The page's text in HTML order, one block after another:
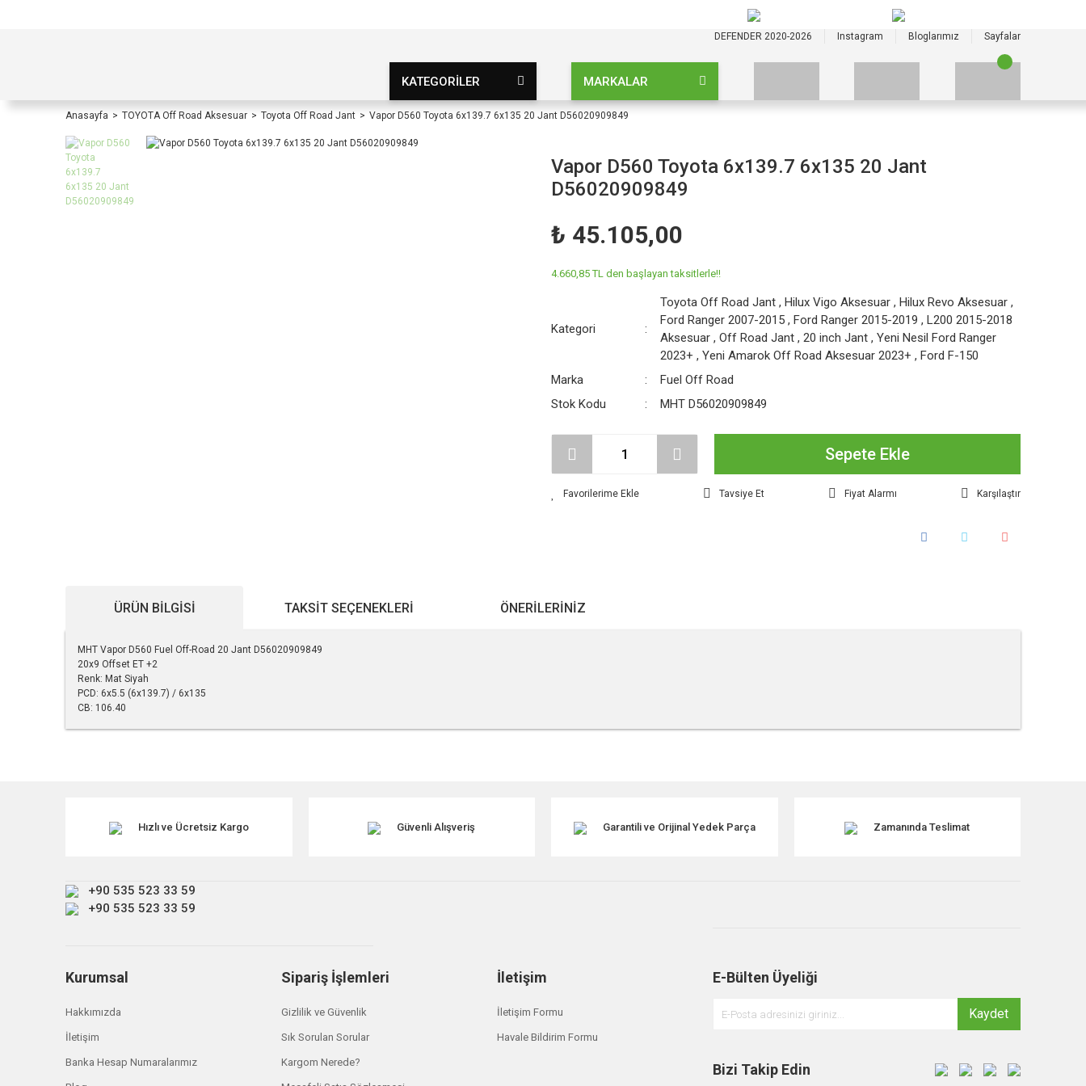
DEFENDER 2020-2026 Instagram Bloglarımız Sayfalar
KATEGORİLER MARKALAR
Anasayfa TOYOTA Off Road Aksesuar Toyota Off Road Jant Vapor D560 Toyota 6x139.7 6x135 20 Jant D56020909849
Vapor D560 Toyota 6x139.7 6x135 20 Jant
D56020909849
₺ 45.105,00
4.660,85 TL den başlayan taksitlerle!!
Kategori
Toyota Off Road Jant ,Hilux Vigo Aksesuar ,Hilux Revo Aksesuar ,
Ford Ranger 2007-2015 ,Ford Ranger 2015-2019 ,L200 2015-2018
Aksesuar ,Off Road Jant ,20 inch Jant ,Yeni Nesil Ford Ranger
2023+ ,Yeni Amarok Off Road Aksesuar 2023+ ,Ford F-150
Marka
Fuel Off Road
Stok Kodu
MHT D56020909849
Sepete Ekle
Tavsiye Et Fiyat Alarmı Karşılaştır
ÜRÜN BILGISI TAKSIT SEÇENEKLERI ÖNERILERINIZ
MHT Vapor D560 Fuel Off-Road 20 Jant D56020909849
20x9 Offset ET +2
Renk: Mat Siyah
PCD: 6x5.5 (6x139.7) / 6x135
CB: 106.40
Ürün açıklamasında eksik bilgiler bulunuyor.
Bu ürüne benzer farklı alternatifler olmalı.
Hızlı ve Ücretsiz Kargo Güvenli Alışveriş Garantili ve Orijinal Yedek Parça Zamanında Teslimat
+90 535 523 33 59
+90 535 523 33 59
Kurumsal
Hakkımızda
İletişim
Banka Hesap Numaralarımız
Sipariş İşlemleri
Gizlilik ve Güvenlik
Sık Sorulan Sorular
Kargom Nerede?
İletişim
İletişim Formu
Havale Bildirim Formu
E-Bülten Üyeliği
Kaydet
Bizi Takip Edin